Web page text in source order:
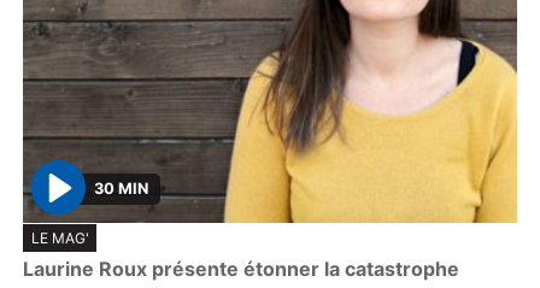
P
l
a
30 MIN
LE MAG'
Laurine Roux présente étonner la catastrophe